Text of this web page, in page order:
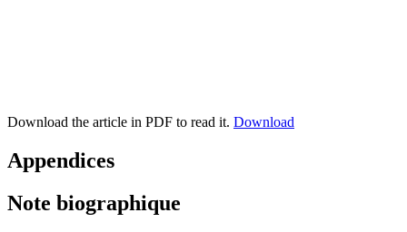
Download the article in PDF to read it. Download
Appendices
Note biographique